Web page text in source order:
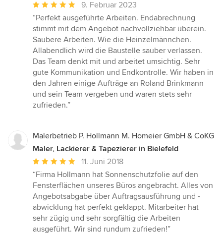
Durchschnittliche
Bewertung:
5
von
5
Sternen
9. Februar 2023
“Perfekt ausgeführte Arbeiten. Endabrechnung
stimmt mit dem Angebot nachvollziehbar überein.
Saubere Arbeiten. Wie die Heinzelmännchen.
Allabendlich wird die Baustelle sauber verlassen.
Das Team denkt mit und arbeitet umsichtig. Sehr
gute Kommunikation und Endkontrolle. Wir haben in
den Jahren einige Aufträge an Roland Brinkmann
und sein Team vergeben und waren stets sehr
zufrieden.”
Malerbetrieb P. Hollmann M. Homeier GmbH & CoKG
Maler, Lackierer & Tapezierer in Bielefeld
Durchschnittliche
Bewertung:
5
von
5
Sternen
11. Juni 2018
“Firma Hollmann hat Sonnenschutzfolie auf den
Fensterflächen unseres Büros angebracht. Alles von
Angebotsabgabe über Auftragsausführung und -
abwicklung hat perfekt geklappt. Mitarbeiter hat
sehr zügig und sehr sorgfältig die Arbeiten
ausgeführt. Wir sind rundum zufrieden!”